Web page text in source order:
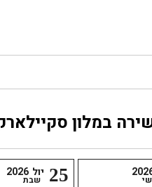
במלון
25 יול 2026
שבת